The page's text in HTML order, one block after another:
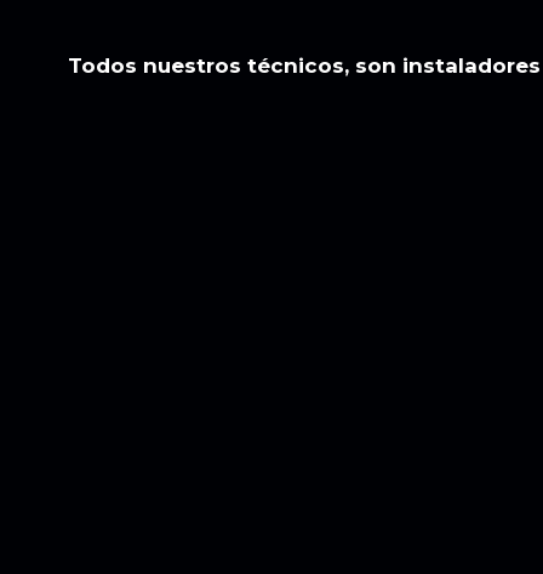
Todos nuestros técnicos, son